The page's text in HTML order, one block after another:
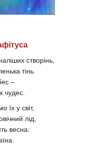
створінь,
тінь.
–
чудес.
їх у світ,
лід,
весна: